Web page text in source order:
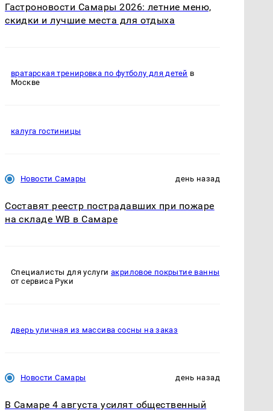
Гастроновости Самары 2026: летние меню,
скидки и лучшие места для отдыха
вратарская тренировка по футболу для детей в
Москве
калуга гостиницы
Новости Самары день назад
Составят реестр пострадавших при пожаре
на складе WB в Самаре
Специалисты для услугиакриловое покрытие ванны
от сервиса Руки
дверь уличная из массива сосны на заказ
Новости Самары день назад
В Самаре 4 августа усилят общественный